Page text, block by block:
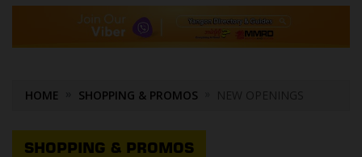
HOME SHOPPING & PROMOS NEW OPENINGS
SHOPPING & PROMOS